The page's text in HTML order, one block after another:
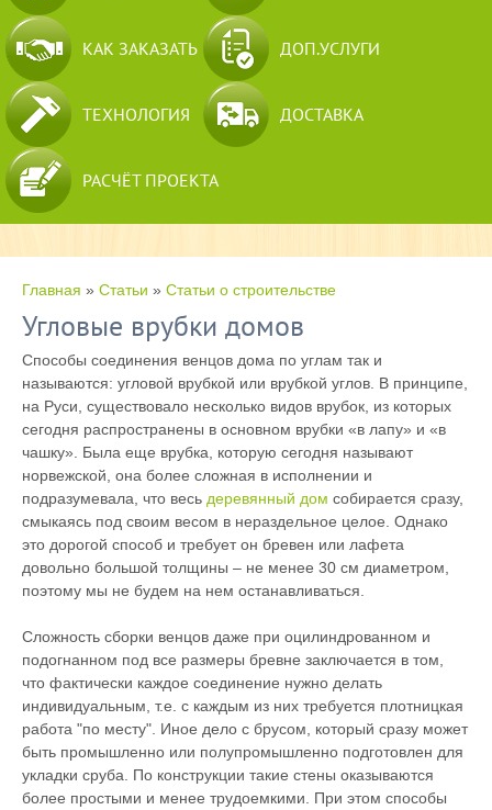
КАК ЗАКАЗАТЬ ДОП.УСЛУГИ
ТЕХНОЛОГИЯ ДОСТАВКА
РАСЧЁТ ПРОЕКТА
Главная » Статьи » Статьи о строительстве
Угловые врубки домов
Способы соединения венцов дома по углам так и
называются: угловой врубкой или врубкой углов. В принципе,
на Руси, существовало несколько видов врубок, из которых
сегодня распространены в основном врубки «в лапу» и «в
чашку». Была еще врубка, которую сегодня называют
норвежской, она более сложная в исполнении и
подразумевала, что весь деревянный дом собирается сразу,
смыкаясь под своим весом в нераздельное целое. Однако
это дорогой способ и требует он бревен или лафета
довольно большой толщины – не менее 30 см диаметром,
поэтому мы не будем на нем останавливаться.
Сложность сборки венцов даже при оцилиндрованном и
подогнанном под все размеры бревне заключается в том,
что фактически каждое соединение нужно делать
индивидуальным, т.е. с каждым из них требуется плотницкая
работа "по месту". Иное дело с брусом, который сразу может
быть промышленно или полупромышленно подготовлен для
укладки сруба. По конструкции такие стены оказываются
более простыми и менее трудоемкими. При этом способы